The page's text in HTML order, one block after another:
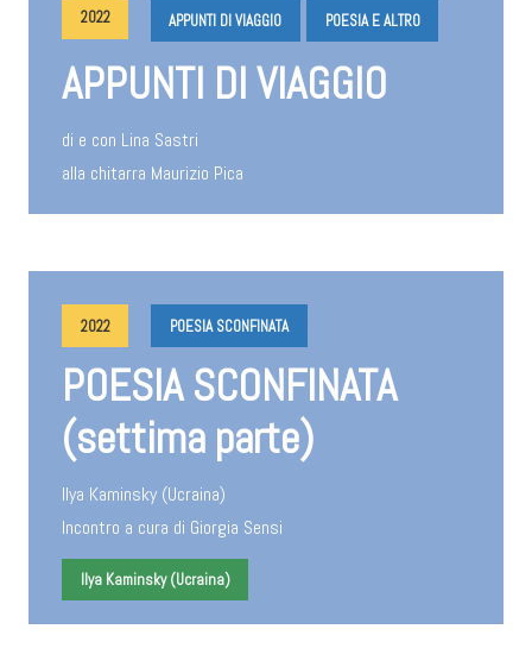
2022 APPUNTI DI VIAGGIO POESIA E ALTRO
APPUNTI DI VIAGGIO
di e con Lina Sastri
alla chitarra Maurizio Pica
2022 POESIA SCONFINATA
POESIA SCONFINATA
(settima parte)
Ilya Kaminsky (Ucraina)
Incontro a cura di Giorgia Sensi
Ilya Kaminsky (Ucraina)